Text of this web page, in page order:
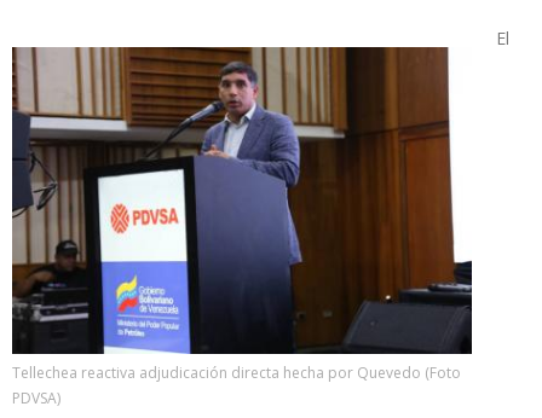
Tellechea reactiva adjudicación directa hecha por Quevedo (Foto
PDVSA)
El